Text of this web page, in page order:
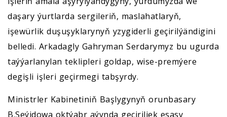
daşary ýurtlarda sergileriň, maslahatlaryň,
işewürlik duşuşyklarynyň yzygiderli geçirilýändigini
belledi. Arkadagly Gahryman Serdarymyz bu ugurda
taýýarlanylan teklipleri goldap, wise-premýere
degişli işleri geçirmegi tabşyrdy.
Ministrler Kabinetiniň Başlygynyň orunbasary
B.Seýidowa oktýabr aýynda geçiriljek esasy